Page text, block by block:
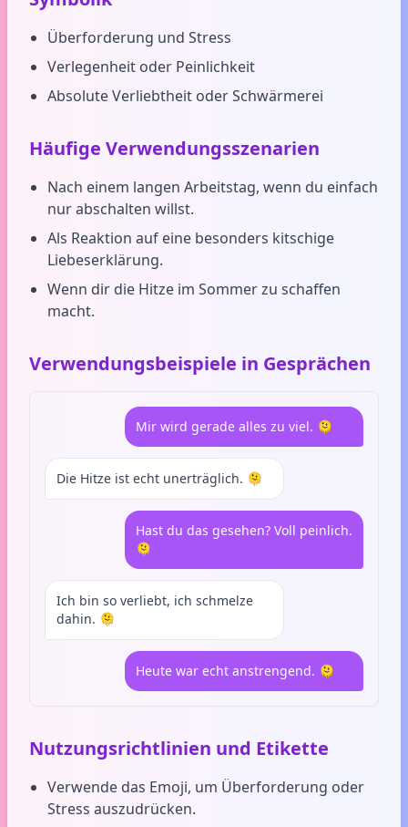
Überforderung und Stress
Verlegenheit oder Peinlichkeit
Absolute Verliebtheit oder Schwärmerei
Häufige Verwendungsszenarien
Nach einem langen Arbeitstag, wenn du einfach
nur abschalten willst.
Als Reaktion auf eine besonders kitschige
Liebeserklärung.
Wenn dir die Hitze im Sommer zu schaffen
macht.
Verwendungsbeispiele in Gesprächen
Mir wird gerade alles zu viel. 🫠
Die Hitze ist echt unerträglich. 🫠
Hast du das gesehen? Voll peinlich.
🫠
Ich bin so verliebt, ich schmelze
dahin. 🫠
Heute war echt anstrengend. 🫠
Nutzungsrichtlinien und Etikette
Verwende das Emoji, um Überforderung oder
Stress auszudrücken.